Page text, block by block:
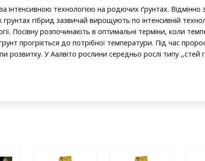
інтенсивною технологією на родючих ґрунтах. Відмінно
гібрид зазвичай вирощують по інтенсивній
Посівну розпочинають в оптимальні терміни, коли
прогріється до потрібної температури. Під час
розвитку. У Аалвіто рослини середньо рослі типу ,,стей